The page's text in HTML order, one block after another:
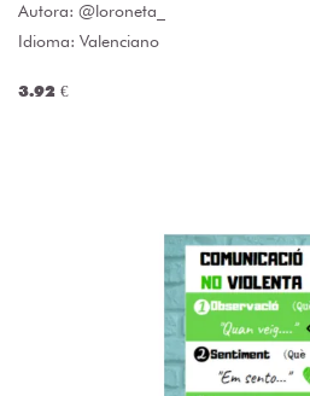
Autora: @loroneta_
Idioma: Valenciano
3.92 €